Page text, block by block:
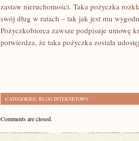
zastaw nieruchomości. Taka pożyczka
swój dług w ratach – tak jak jest mu
Pożyczkobiorca zawsze podpisuje umowę
potwierdza, że taka pożyczka została
CATEGORIES: BLOG INTERNETOWY
Comments are closed.